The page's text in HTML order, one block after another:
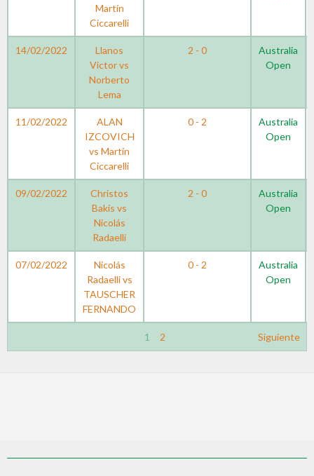
Martín
Ciccarelli
14/02/2022
Llanos
Victor vs
Norberto
Lema
2 - 0
Australia
Open
11/02/2022
ALAN
IZCOVICH
vs Martín
Ciccarelli
0 - 2
Australia
Open
09/02/2022
Christos
Bakis vs
Nicolás
Radaelli
2 - 0
Australia
Open
07/02/2022
Nicolás
Radaelli vs
TAUSCHER
FERNANDO
0 - 2
Australia
Open
1 2 Siguiente